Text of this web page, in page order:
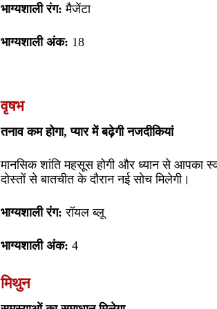
भाग्यशाली रंग: मैजेंटा
भाग्यशाली अंक: 18
वृषभ
तनाव कम होगा, प्यार में बढ़ेगी नजदीकियां
मानसिक शांति महसूस होगी और ध्यान से आपका
दोस्तों से बातचीत के दौरान नई सोच मिलेगी।
भाग्यशाली रंग: रॉयल ब्लू
भाग्यशाली अंक: 4
मिथुन